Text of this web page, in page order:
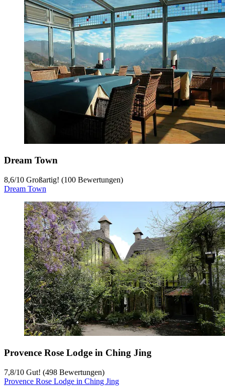
Dream Town
8,6/10 Großartig! (100 Bewertungen)
Dream Town
Provence Rose Lodge in Ching Jing
7,8/10 Gut! (498 Bewertungen)
Provence Rose Lodge in Ching Jing